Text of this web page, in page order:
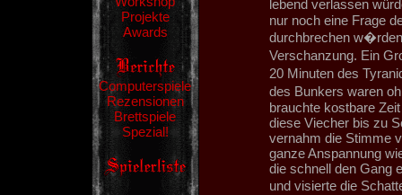
Projekte
Awards
Computerspiele
Rezensionen
Brettspiele
Spezial!
lebend verlassen
nur noch eine Frage
durchbrechen
Verschanzung. Ein
20 Minuten des
des Bunkers waren
brauchte kostbare
diese Viecher bis zu
vernahm die Stimme
ganze Anspannung
die schnell den Gang
und visierte die